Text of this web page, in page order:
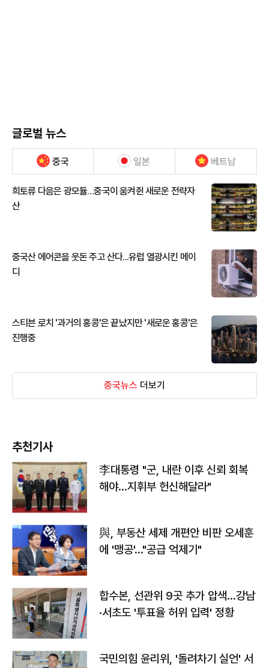
글로벌 뉴스
중국 일본 베트남
희토류 다음은 광모듈…중국이 움켜쥔 새로운 전략자
산
중국산 에어콘을 웃돈 주고 산다...유럽 열광시킨 메이
디
스티븐 로치 '과거의 홍콩'은 끝났지만 '새로운 홍콩'은
진행중
중국뉴스 더보기
추천기사
李대통령 "군, 내란 이후 신뢰 회복
해야…지휘부 헌신해달라"
與, 부동산 세제 개편안 비판 오세훈
에 '맹공'…"공급 억제기"
합수본, 선관위 9곳 추가 압색…강남
·서초도 '투표율 허위 입력' 정황
국민의힘 윤리위, '돌려차기 실언' 서